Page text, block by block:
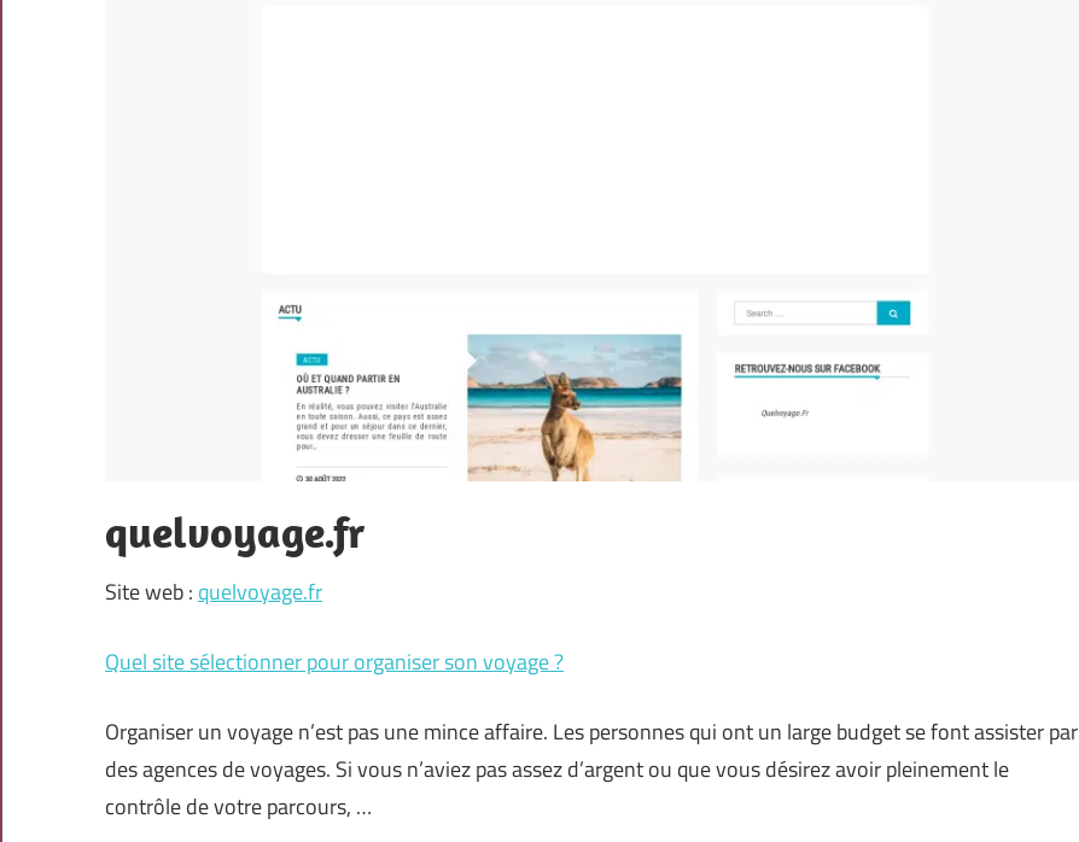
quelvoyage.fr
Site web : quelvoyage.fr
Quel site sélectionner pour organiser son voyage ?
Organiser un voyage n’est pas une mince affaire. Les personnes qui ont un large budget se font assister par
des agences de voyages. Si vous n’aviez pas assez d’argent ou que vous désirez avoir pleinement le
contrôle de votre parcours, …